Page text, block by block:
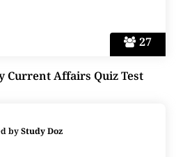
27
Current Affairs Quiz Test
byStudy Doz